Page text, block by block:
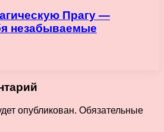
Прагу —
незабываемые
опубликован. Обязательные